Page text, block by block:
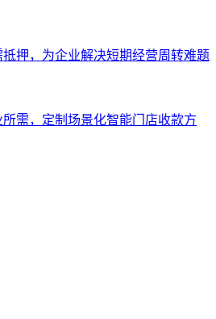
押，为企业解决短期经营周转难题
需，定制场景化智能门店收款方